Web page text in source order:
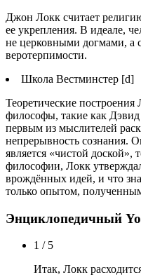
Джон Локк считает
ее укрепления. В идеале,
не церковными догмами, а
веротерпимости.
Школа Вестминстер [d]
Теоретические
философы, такие как
первым из мыслителей
непрерывность сознания.
является «чистой доской»,
философии, Локк
врождённых идей, и что
только опытом,
Энциклопедичный
1 / 5
Итак, Локк